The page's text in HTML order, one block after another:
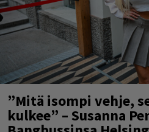
”Mitä isompi vehje,
kulkee” – Susanna